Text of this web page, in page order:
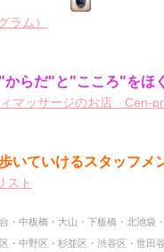
ラム）
からだ"と"こころ"をほ
マッサージのお店 Cen-
いていけるスタッフメ
スト
・中板橋・大山・下板橋・北池袋
・中野区・杉並区・渋谷区・世田